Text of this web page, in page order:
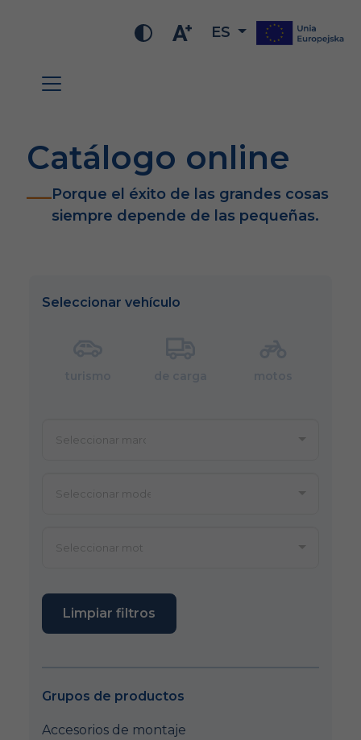
ES
Catálogo online
Porque el éxito de las grandes cosas
siempre depende de las pequeñas.
Seleccionar vehículo
Limpiar filtros
Grupos de productos
Accesorios de montaje